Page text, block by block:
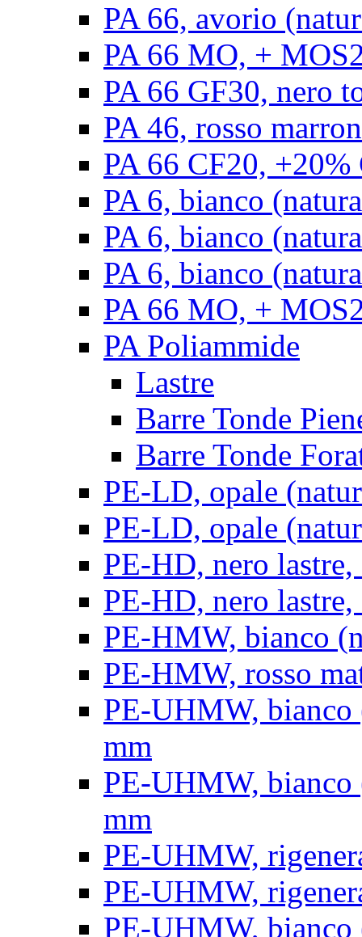
PA 66, avorio
PA 66 MO, +
PA 66 GF30, nero
PA 46, rosso
PA 66 CF20,
PA 6, bianco
PA 6, bianco
PA 6, bianco
PA 66 MO, +
PA Poliammide
Lastre
Barre Tonde
Barre Tonde
PE-LD, opale
PE-LD, opale
PE-HD, nero lastre,
PE-HD, nero lastre,
PE-HMW, bianco
PE-HMW, rosso
PE-UHMW, bianco
mm
PE-UHMW, bianco
mm
PE-UHMW,
PE-UHMW,
PE-UHMW,